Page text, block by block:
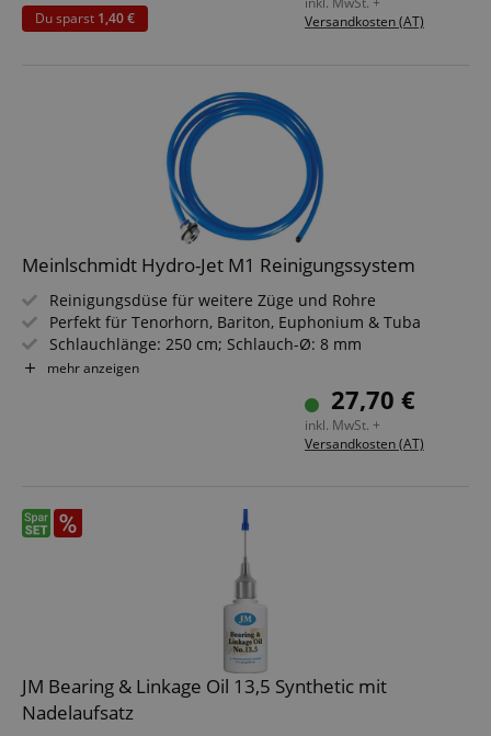
Versandkosten (AT)
Du sparst 1,40 €
Meinlschmidt Hydro-Jet M1 Reinigungssystem
Reinigungsdüse für weitere Züge und Rohre
Perfekt für Tenorhorn, Bariton, Euphonium & Tuba
Schlauchlänge: 250 cm; Schlauch-Ø: 8 mm
Passt auf jeden handelsüblichen Brauseschlauch
Hohe Strahlkraft durch innovative Düsentechnologie
Flexibler Schlauch, um weit in das Instrument
mehr anzeigen
27,70 €
inkl. MwSt. +
Versandkosten (AT)
JM Bearing & Linkage Oil 13,5 Synthetic mit
Nadelaufsatz